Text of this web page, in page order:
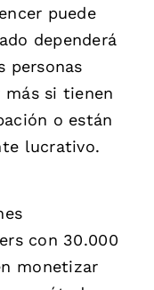
puede
dependerá
personas
si tienen
o están
lucrativo.
con 30.000
monetizar